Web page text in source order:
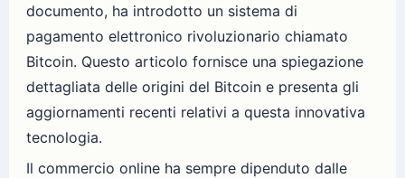
documento, ha introdotto un sistema di
pagamento elettronico rivoluzionario chiamato
Bitcoin. Questo articolo fornisce una spiegazione
dettagliata delle origini del Bitcoin e presenta gli
aggiornamenti recenti relativi a questa innovativa
tecnologia.
Il commercio online ha sempre dipenduto dalle